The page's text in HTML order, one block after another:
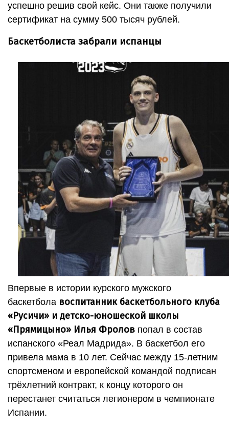
успешно решив свой кейс. Они также получили
сертификат на сумму 500 тысяч рублей.
Баскетболиста забрали испанцы
Впервые в истории курского мужского
баскетбола воспитанник баскетбольного клуба
«Русичи» и детско-юношеской школы
«Прямицыно» Илья Фролов попал в состав
испанского «Реал Мадрида». В баскетбол его
привела мама в 10 лет. Сейчас между 15-летним
спортсменом и европейской командой подписан
трёхлетний контракт, к концу которого он
перестанет считаться легионером в чемпионате
Испании.